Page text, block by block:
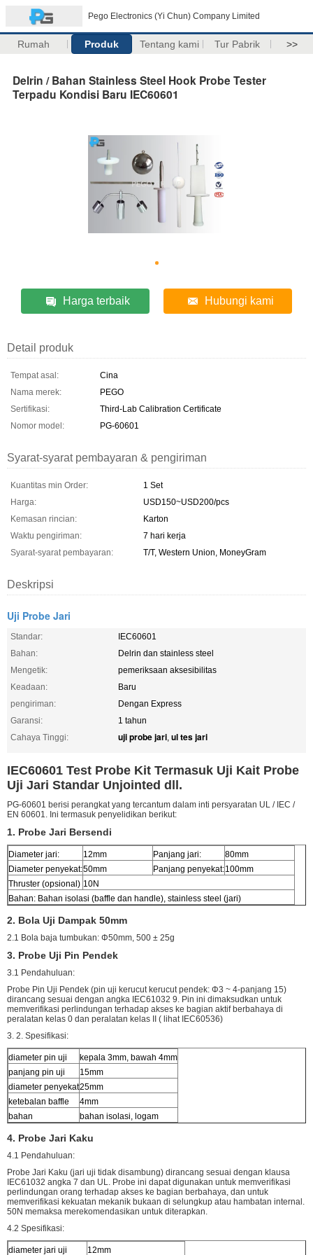
Pego Electronics (Yi Chun) Company Limited
Rumah Produk Tentang kami Tur Pabrik >>
Delrin / Bahan Stainless Steel Hook Probe Tester
Terpadu Kondisi Baru IEC60601
Harga terbaik Hubungi kami
Detail produk
Tempat asal:
Cina
Nama merek:
PEGO
Sertifikasi:
Third-Lab Calibration Certificate
Nomor model:
PG-60601
Syarat-syarat pembayaran & pengiriman
Kuantitas min Order:
1 Set
Harga:
USD150~USD200/pcs
Kemasan rincian:
Karton
Waktu pengiriman:
7 hari kerja
Syarat-syarat pembayaran:
T/T, Western Union, MoneyGram
Deskripsi
Uji Probe Jari
Standar:
IEC60601
Bahan:
Delrin dan stainless steel
Mengetik:
pemeriksaan aksesibilitas
Keadaan:
Baru
pengiriman:
Dengan Express
Garansi:
1 tahun
Cahaya Tinggi:
uji probe jari, ul tes jari
IEC60601 Test Probe Kit Termasuk Uji Kait Probe
Uji Jari Standar Unjointed dll.
PG-60601 berisi perangkat yang tercantum dalam inti persyaratan UL / IEC /
EN 60601. Ini termasuk penyelidikan berikut:
1. Probe Jari Bersendi
Diameter jari: 12mm Panjang jari:
80mm
Diameter penyekat:50mm Panjang penyekat:100mm
Thruster (opsional) 10N
Bahan: Bahan isolasi (baffle dan handle), stainless steel (jari)
2. Bola Uji Dampak 50mm
2.1 Bola baja tumbukan: Φ50mm, 500 ± 25g
3. Probe Uji Pin Pendek
3.1 Pendahuluan:
Probe Pin Uji Pendek (pin uji kerucut kerucut pendek: Φ3 ~ 4-panjang 15)
dirancang sesuai dengan angka IEC61032 9. Pin ini dimaksudkan untuk
memverifikasi perlindungan terhadap akses ke bagian aktif berbahaya di
peralatan kelas 0 dan peralatan kelas II ( lihat IEC60536)
3. 2. Spesifikasi:
diameter pin uji
kepala 3mm, bawah 4mm
panjang pin uji
15mm
diameter penyekat25mm
ketebalan baffle
4mm
bahan
bahan isolasi, logam
4. Probe Jari Kaku
4.1 Pendahuluan:
Probe Jari Kaku (jari uji tidak disambung) dirancang sesuai dengan klausa
IEC61032 angka 7 dan UL. Probe ini dapat digunakan untuk memverifikasi
perlindungan orang terhadap akses ke bagian berbahaya, dan untuk
memverifikasi kekuatan mekanik bukaan di selungkup atau hambatan internal.
50N memaksa merekomendasikan untuk diterapkan.
4.2 Spesifikasi:
diameter jari uji 12mm